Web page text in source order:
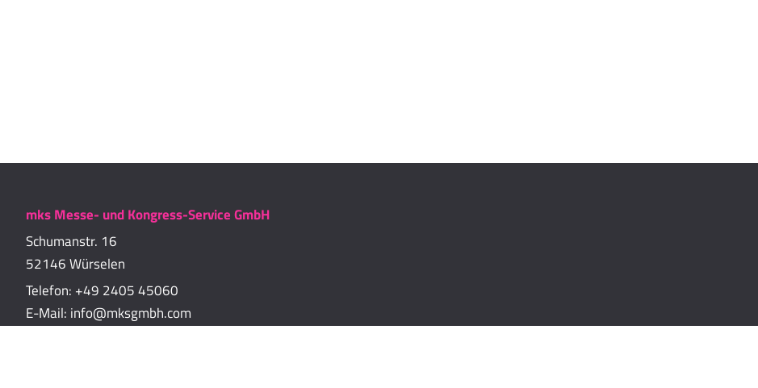
mks Messe- und Kongress-Service GmbH
Schumanstr. 16
52146 Würselen
Telefon: +49 2405 45060
E-Mail: info@mksgmbh.com